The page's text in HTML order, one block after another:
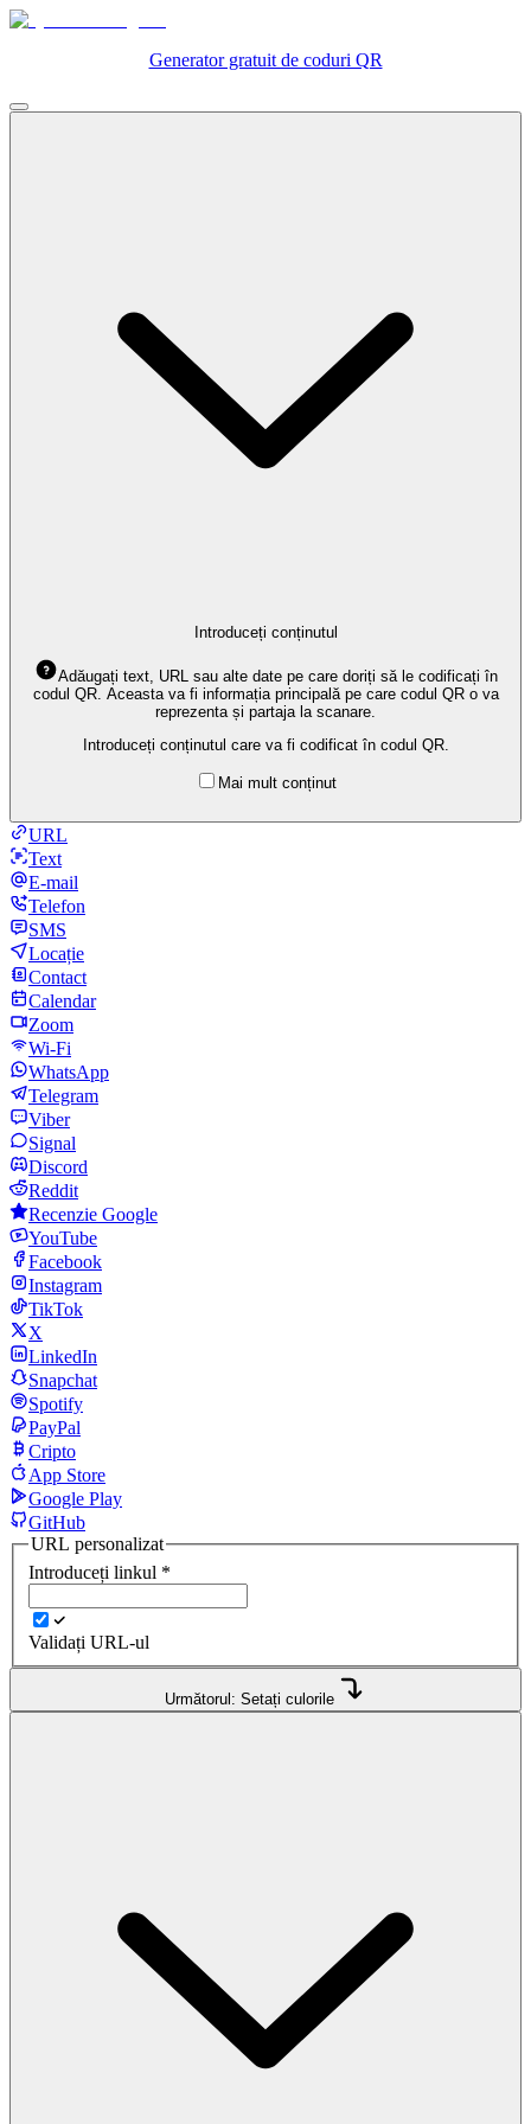
Generator gratuit de coduri QR
Introduceți conținutul
Adăugați text, URL sau alte date pe care doriți să le codificați în
codul QR. Aceasta va fi informația principală pe care codul QR o va
reprezenta și partaja la scanare.
Introduceți conținutul care va fi codificat în codul QR.
Mai mult conținut
URL
Text
E-mail
Telefon
SMS
Locație
Contact
Calendar
Zoom
Wi-Fi
WhatsApp
Telegram
Viber
Signal
Discord
Reddit
Recenzie Google
YouTube
Facebook
Instagram
TikTok
X
LinkedIn
Snapchat
Spotify
PayPal
Cripto
App Store
Google Play
GitHub
URL personalizat
Introduceți linkul *
Validați URL-ul
Următorul: Setați culorile